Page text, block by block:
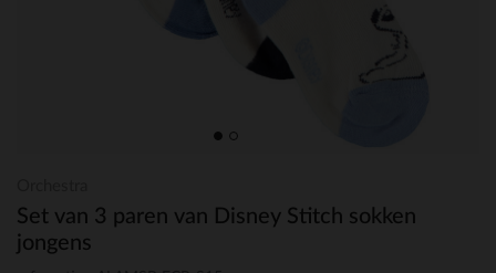
Set van 3 paren van Disney Stitch sokken
jongens